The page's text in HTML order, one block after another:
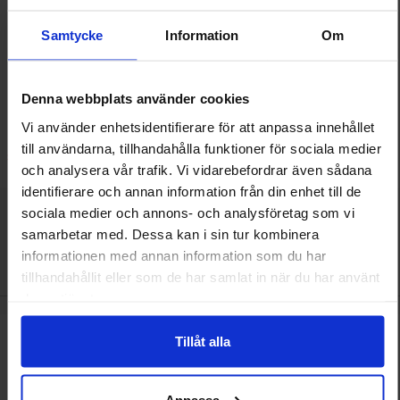
Samtycke Information Om
Denna webbplats använder cookies
Vi använder enhetsidentifierare för att anpassa innehållet
till användarna, tillhandahålla funktioner för sociala medier
och analysera vår trafik. Vi vidarebefordrar även sådana
identifierare och annan information från din enhet till de
sociala medier och annons- och analysföretag som vi
samarbetar med. Dessa kan i sin tur kombinera
informationen med annan information som du har
tillhandahållit eller som de har samlat in när du har använt
Tillåt alla
Art. nr
4101 3855
Slut i lager, beräknad leverans 2026-08-21
0.55 SEK
Bevaka
, Flatstiftshylsa 4.8x0.5mm röd
Mängdrabatt
25 -till99 st
0.85 SEK
Art. nr
40819410
Lagervara, 3898 st
Enhet:
st
Köp ( 10 st)
Mängdrabatt
Den här produkten är tillbehör till
antenn Dual-band - 2.4/5GHz 2.2dBi RP-SMA som favorit
Makera wiFi antenn - 2.4GHz